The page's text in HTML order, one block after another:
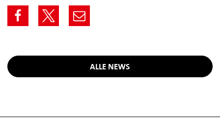
ALLE NEWS